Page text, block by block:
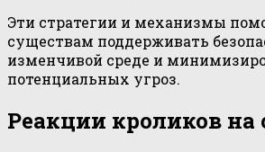
Эти стратегии и механизмы
существам поддерживать
изменчивой среде и
потенциальных угроз.
Реакции кроликов на